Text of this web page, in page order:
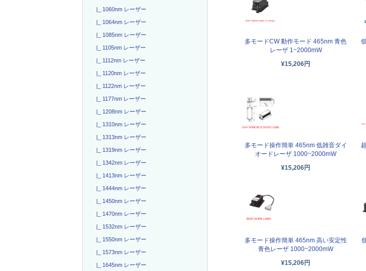
|_ 1060nm レーザー
|_ 1064nm レーザー
|_ 1085nm レーザー
|_ 1105nm レーザー
|_ 1112nm レーザー
|_ 1120nm レーザー
|_ 1122nm レーザー
|_ 1177nm レーザー
|_ 1208nm レーザー
|_ 1310nm レーザー
|_ 1313nm レーザー
|_ 1319nm レーザー
|_ 1342nm レーザー
|_ 1413nm レーザー
|_ 1444nm レーザー
|_ 1450nm レーザー
|_ 1470nm レーザー
|_ 1532nm レーザー
|_ 1550nm レーザー
|_ 1573nm レーザー
|_ 1645nm レーザー
多モードCW 動作モード 465nm 青色
レーザ 1~2000mW
¥15,206円
多モード操作簡単 465nm 低雑音ダイ
オードレーザ 1000~2000mW
¥15,206円
多モード操作簡単 465nm 高い安定性
青色レーザ 1000~2000mW
¥15,206円